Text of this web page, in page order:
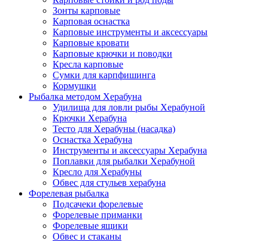
Зонты карповые
Карповая оснастка
Карповые инструменты и аксессуары
Карповые кровати
Карповые крючки и поводки
Кресла карповые
Сумки для карпфишинга
Кормушки
Рыбалка методом Херабуна
Удилища для ловли рыбы Херабуной
Крючки Херабуна
Тесто для Херабуны (насадка)
Оснастка Херабуна
Инструменты и аксессуары Херабуна
Поплавки для рыбалки Херабуной
Кресло для Херабуны
Обвес для стульев херабуна
Форелевая рыбалка
Подсачеки форелевые
Форелевые приманки
Форелевые ящики
Обвес и стаканы